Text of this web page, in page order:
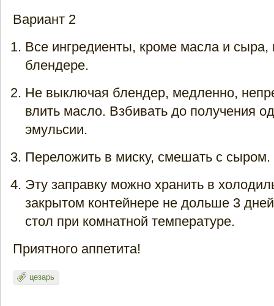
Вариант 2
Все ингредиенты, кроме масла и сыра,
блендере.
Не выключая блендер, медленно,
влить масло. Взбивать до получения
эмульсии.
Переложить в миску, смешать с сыром.
Эту заправку можно хранить в
закрытом контейнере не дольше 3
стол при комнатной температуре.
Приятного аппетита!
цезарь